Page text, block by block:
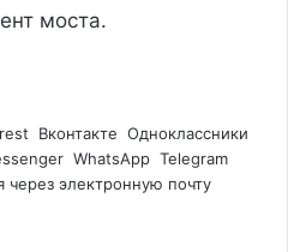
моста.
Вконтакте Одноклассники
WhatsApp Telegram
через электронную почту